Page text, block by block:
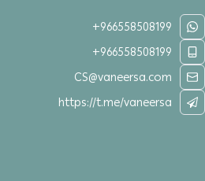
+966558508199
+966558508199
CS@vaneersa.com
https://t.me/vaneersa